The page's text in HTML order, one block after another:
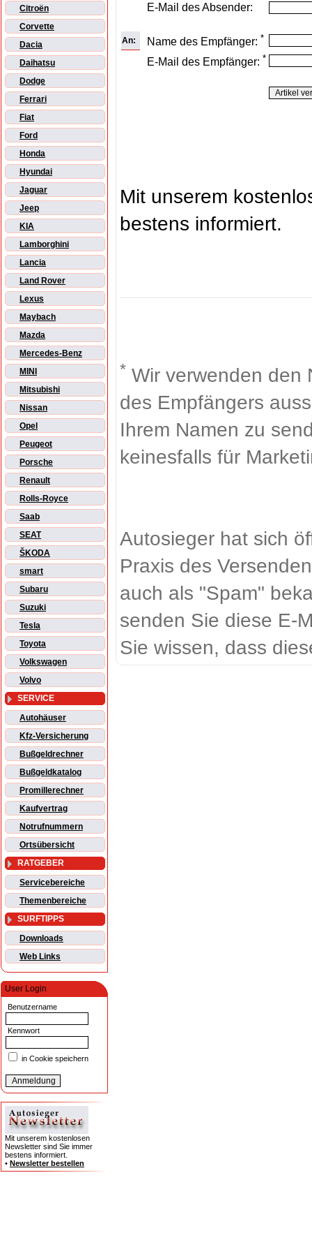
Citroën
Corvette
Dacia
Daihatsu
Dodge
Ferrari
Fiat
Ford
Honda
Hyundai
Jaguar
Jeep
KIA
Lamborghini
Lancia
Land Rover
Lexus
Maybach
Mazda
Mercedes-Benz
MINI
Mitsubishi
Nissan
Opel
Peugeot
Porsche
Renault
Rolls-Royce
Saab
SEAT
ŠKODA
smart
Subaru
Suzuki
Tesla
Toyota
Volkswagen
Volvo
SERVICE
Autohäuser
Kfz-Versicherung
Bußgeldrechner
Bußgeldkatalog
Promillerechner
Kaufvertrag
Notrufnummern
Ortsübersicht
RATGEBER
Servicebereiche
Themenbereiche
SURFTIPPS
Downloads
Web Links
User Login
Benutzername
Kennwort
in Cookie speichern
Mit unserem kostenlosen
Newsletter sind Sie immer
bestens informiert.
• Newsletter bestellen
E-Mail des Absender:
An: Name des Empfänger: *
E-Mail des Empfänger: *
Mit unserem
bestens informiert.
* Wir verwenden den
des Empfängers
Ihrem Namen zu
keinesfalls für
Autosieger hat sich
Praxis des
auch als "Spam"
senden Sie diese E-
Sie wissen, dass